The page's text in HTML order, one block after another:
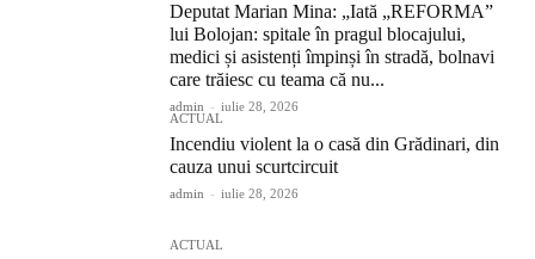
Deputat Marian Mina: „Iată „REFORMA”
lui Bolojan: spitale în pragul blocajului,
medici și asistenți împinși în stradă, bolnavi
care trăiesc cu teama că nu...
admin - iulie 28, 2026
ACTUAL
Incendiu violent la o casă din Grădinari, din
cauza unui scurtcircuit
admin - iulie 28, 2026
ACTUAL